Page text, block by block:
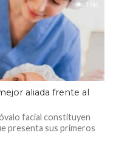
1.5K
aliada frente al
facial constituyen
presenta sus primeros